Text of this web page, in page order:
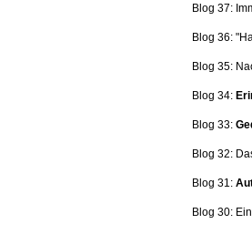
Blog 37:
Blog 36:
Blog 35:
Blog 34:
Blog 33:
Blog 32:
Blog 31:
Blog 30: Ein